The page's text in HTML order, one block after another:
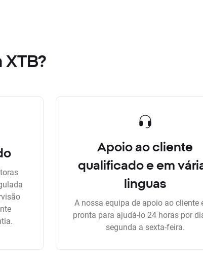
Apoio ao cliente
qualificado e em
linguas
A nossa equipa de apoio ao cliente
pronta para ajudá-lo 24 horas por
segunda a sexta-feira.